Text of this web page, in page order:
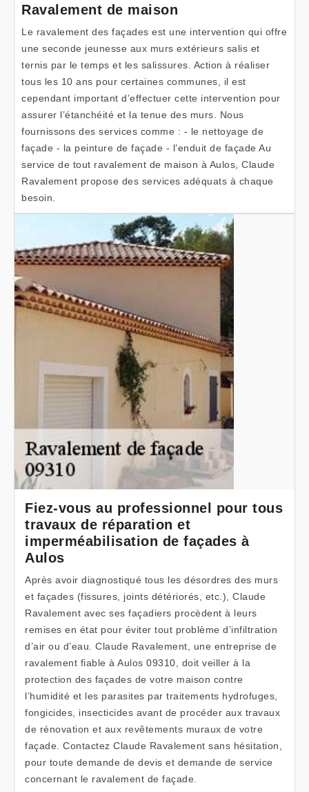
Ravalement de maison
Le ravalement des façades est une intervention qui offre
une seconde jeunesse aux murs extérieurs salis et
ternis par le temps et les salissures. Action à réaliser
tous les 10 ans pour certaines communes, il est
cependant important d’effectuer cette intervention pour
assurer l’étanchéité et la tenue des murs. Nous
fournissons des services comme : - le nettoyage de
façade - la peinture de façade - l’enduit de façade Au
service de tout ravalement de maison à Aulos, Claude
Ravalement propose des services adéquats à chaque
besoin.
Fiez-vous au professionnel pour tous
travaux de réparation et
imperméabilisation de façades à
Aulos
Après avoir diagnostiqué tous les désordres des murs
et façades (fissures, joints détériorés, etc.), Claude
Ravalement avec ses façadiers procèdent à leurs
remises en état pour éviter tout problème d’infiltration
d’air ou d’eau. Claude Ravalement, une entreprise de
ravalement fiable à Aulos 09310, doit veiller à la
protection des façades de votre maison contre
l’humidité et les parasites par traitements hydrofuges,
fongicides, insecticides avant de procéder aux travaux
de rénovation et aux revêtements muraux de votre
façade. Contactez Claude Ravalement sans hésitation,
pour toute demande de devis et demande de service
concernant le ravalement de façade.